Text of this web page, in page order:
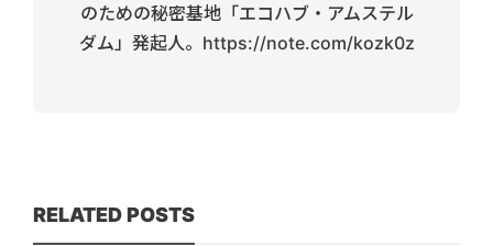
のための秘密基地「エコハブ・アムステル
ダム」発起人。https://note.com/kozk0z
RELATED POSTS